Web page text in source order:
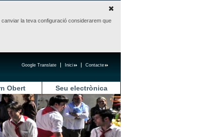
la teva configuració considerarem que
Contacte
Inici
Google Translate
Obert Seu electrònica